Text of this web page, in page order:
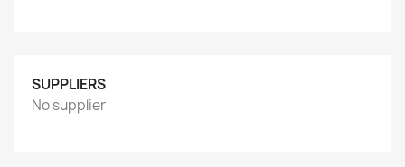
SUPPLIERS
No supplier